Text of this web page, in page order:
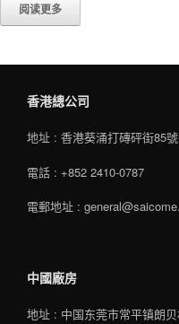
阅读更多
香港總公司
地址 : 香港葵涌打磚砰街85
電話 : +852 2410-0787
電郵地址 :
中國廠房
地址 : 中国东莞市常平镇朗